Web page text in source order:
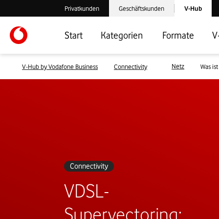
Verlassen der V-Hub Webseite: Zum Privatkundenbereich
Privatkunden Verlassen der V-Hub Webseite: Zum
Geschäftskunden Laden der
V-Hub
Start Kategorien Formate
V-Hub by Vodafone Business Connectivity Netz Was
Connectivity
VDSL-
Supervectoring: